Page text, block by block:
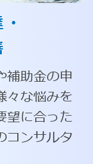
補助金の申
々な悩みを
望に合った
コンサルタ